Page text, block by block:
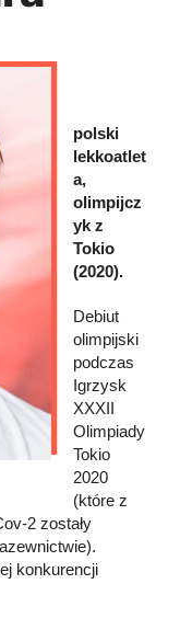
polski
lekkoatlet
a,
olimpijcz
yk z
Tokio
(2020).
Debiut
olimpijski
podczas
Igrzysk
XXXII
Olimpiady
Tokio
2020
(które z
2 zostały
konkurencji